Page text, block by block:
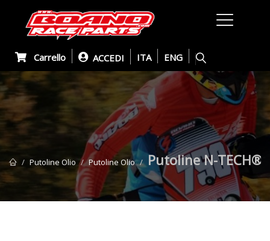
Carrello ACCEDI ITA ENG
Putoline Olio Putoline Olio Putoline N-TECH®